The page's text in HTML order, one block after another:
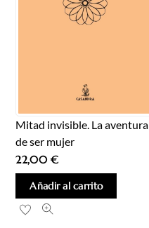
Mitad invisible. La aventura
de ser mujer
22,00€
Añadir al carrito